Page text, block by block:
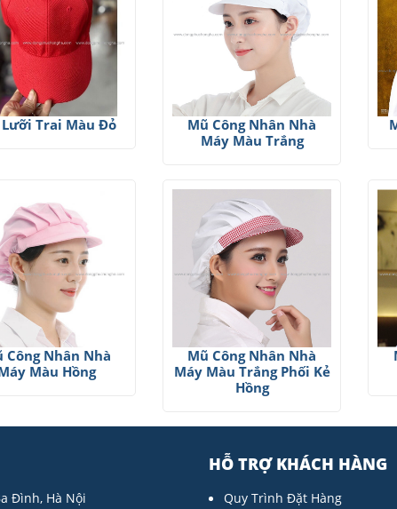
Trai Màu Đỏ
Mũ Công Nhân Nhà
Máy Màu Trắng
Công Nhân Nhà
Màu Hồng
Mũ Công Nhân Nhà
Máy Màu Trắng Phối Kẻ
Hồng
Đình, Hà Nội
HỖ TRỢ KHÁCH HÀNG
Quy Trình Đặt Hàng